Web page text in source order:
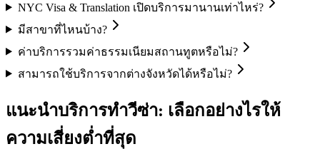
NYC Visa & Translation เปิดบริการมานานเท่าไหร่?
มีสาขาที่ไหนบ้าง?
ค่าบริการรวมค่าธรรมเนียมสถานทูตหรือไม่?
สามารถใช้บริการจากต่างจังหวัดได้หรือไม่?
แนะนำบริการทำวีซ่า: เลือกอย่างไรให้
ความเสี่ยงต่ำที่สุด